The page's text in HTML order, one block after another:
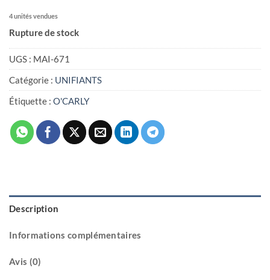
4 unités vendues
Rupture de stock
UGS : MAI-671
Catégorie : UNIFIANTS
Étiquette : O'CARLY
Description
Informations complémentaires
Avis (0)